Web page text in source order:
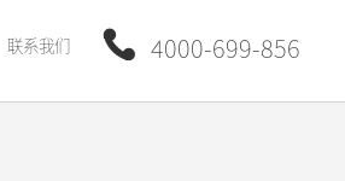
联系我们 4000-699-856